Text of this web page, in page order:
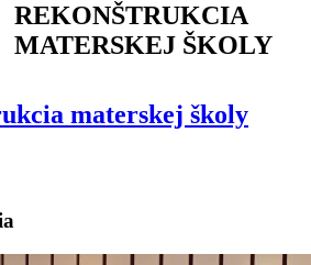
REKONŠTRUKCIA
MATERSKEJ ŠKOLY